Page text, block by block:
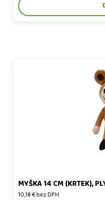
Myška 14 cm (Krtek),
MYŠKA 14 CM (KRTEK),
10,18 € bez DPH